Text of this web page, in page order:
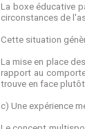
La boxe éducative
circonstances de
Cette situation
La mise en place
rapport au
trouve en face
c) Une expérience